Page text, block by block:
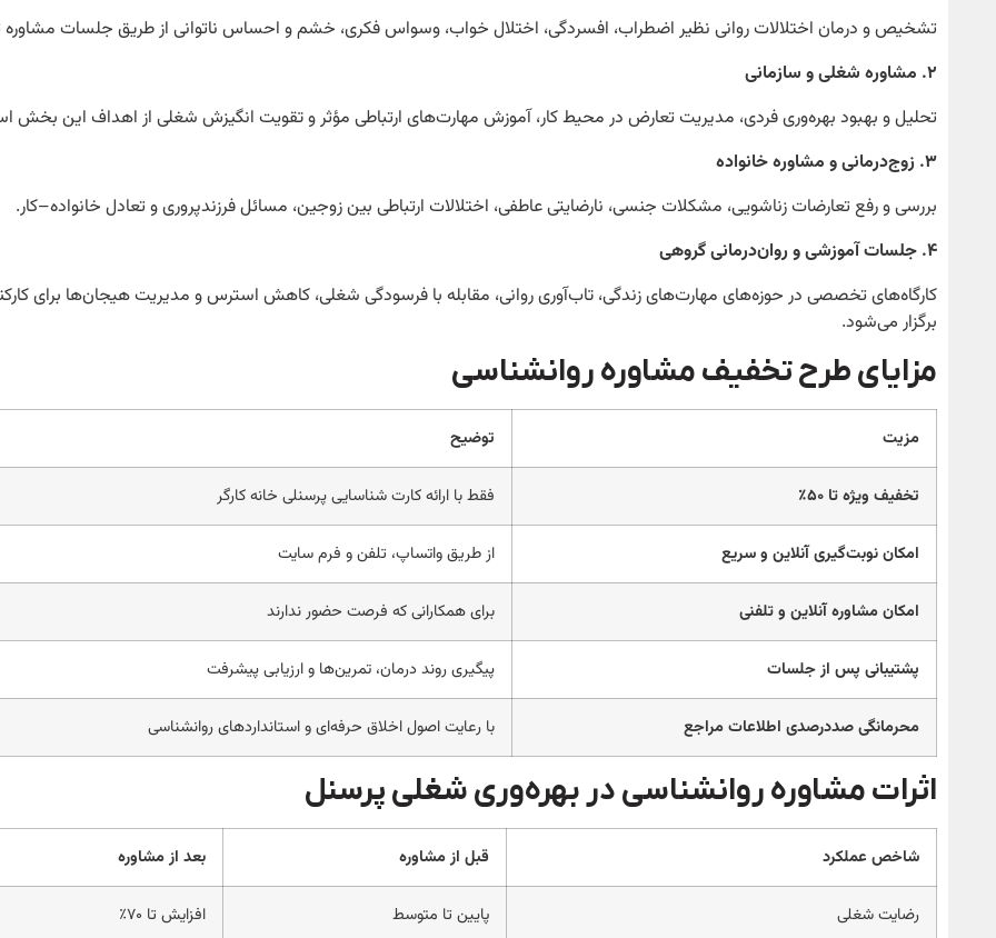
تشخیص و درمان اختلالات روانی نظیر اضطراب، افسردگی، اختلال خواب، وسواس فکری، خشم و احساس ناتوانی از طریق جلسات
۲. مشاوره شغلی و سازمانی
تحلیل و بهبود بهره‌وری فردی، مدیریت تعارض در محیط کار، آموزش مهارت‌های ارتباطی مؤثر و تقویت انگیزش شغلی از اهداف این بخش
۳. زوج‌درمانی و مشاوره خانواده
بررسی و رفع تعارضات زناشویی، مشکلات جنسی، نارضایتی عاطفی، اختلالات ارتباطی بین زوجین، مسائل فرزندپروری و تعادل خانواده–کار.
۴. جلسات آموزشی و روان‌درمانی گروهی
کارگاه‌های تخصصی در حوزه‌های مهارت‌های زندگی، تاب‌آوری روانی، مقابله با فرسودگی شغلی، کاهش استرس و مدیریت هیجان‌ها برای
برگزار می‌شود.
مزایای طرح تخفیف مشاوره روانشناسی
مزیت توضیح
تخفیف ویژه تا۵۰٪ فقط با ارائه کارت شناسایی پرسنلی خانه کارگر
امکان نوبت‌گیری آنلاین و سریع از طریق واتساپ، تلفن و فرم سایت
امکان مشاوره آنلاین و تلفنی برای همکارانی که فرصت حضور ندارند
پشتیبانی پس از جلسات پیگیری روند درمان، تمرین‌ها و ارزیابی پیشرفت
محرمانگی صددرصدی اطلاعات مراجع با رعایت اصول اخلاق حرفه‌ای و استانداردهای روانشناسی
اثرات مشاوره روانشناسی در بهره‌وری شغلی پرسنل
شاخص‌ عملکرد قبل از مشاوره بعد از مشاوره
رضایت شغلی پایین تا متوسط افزایش تا ۷۰٪